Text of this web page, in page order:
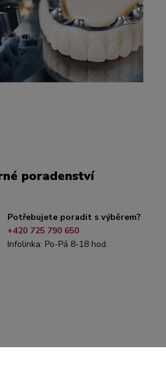
poradenství
Potřebujete poradit s výběrem?
+420 725 790 650
Infolinka: Po-Pá 8-18 hod.